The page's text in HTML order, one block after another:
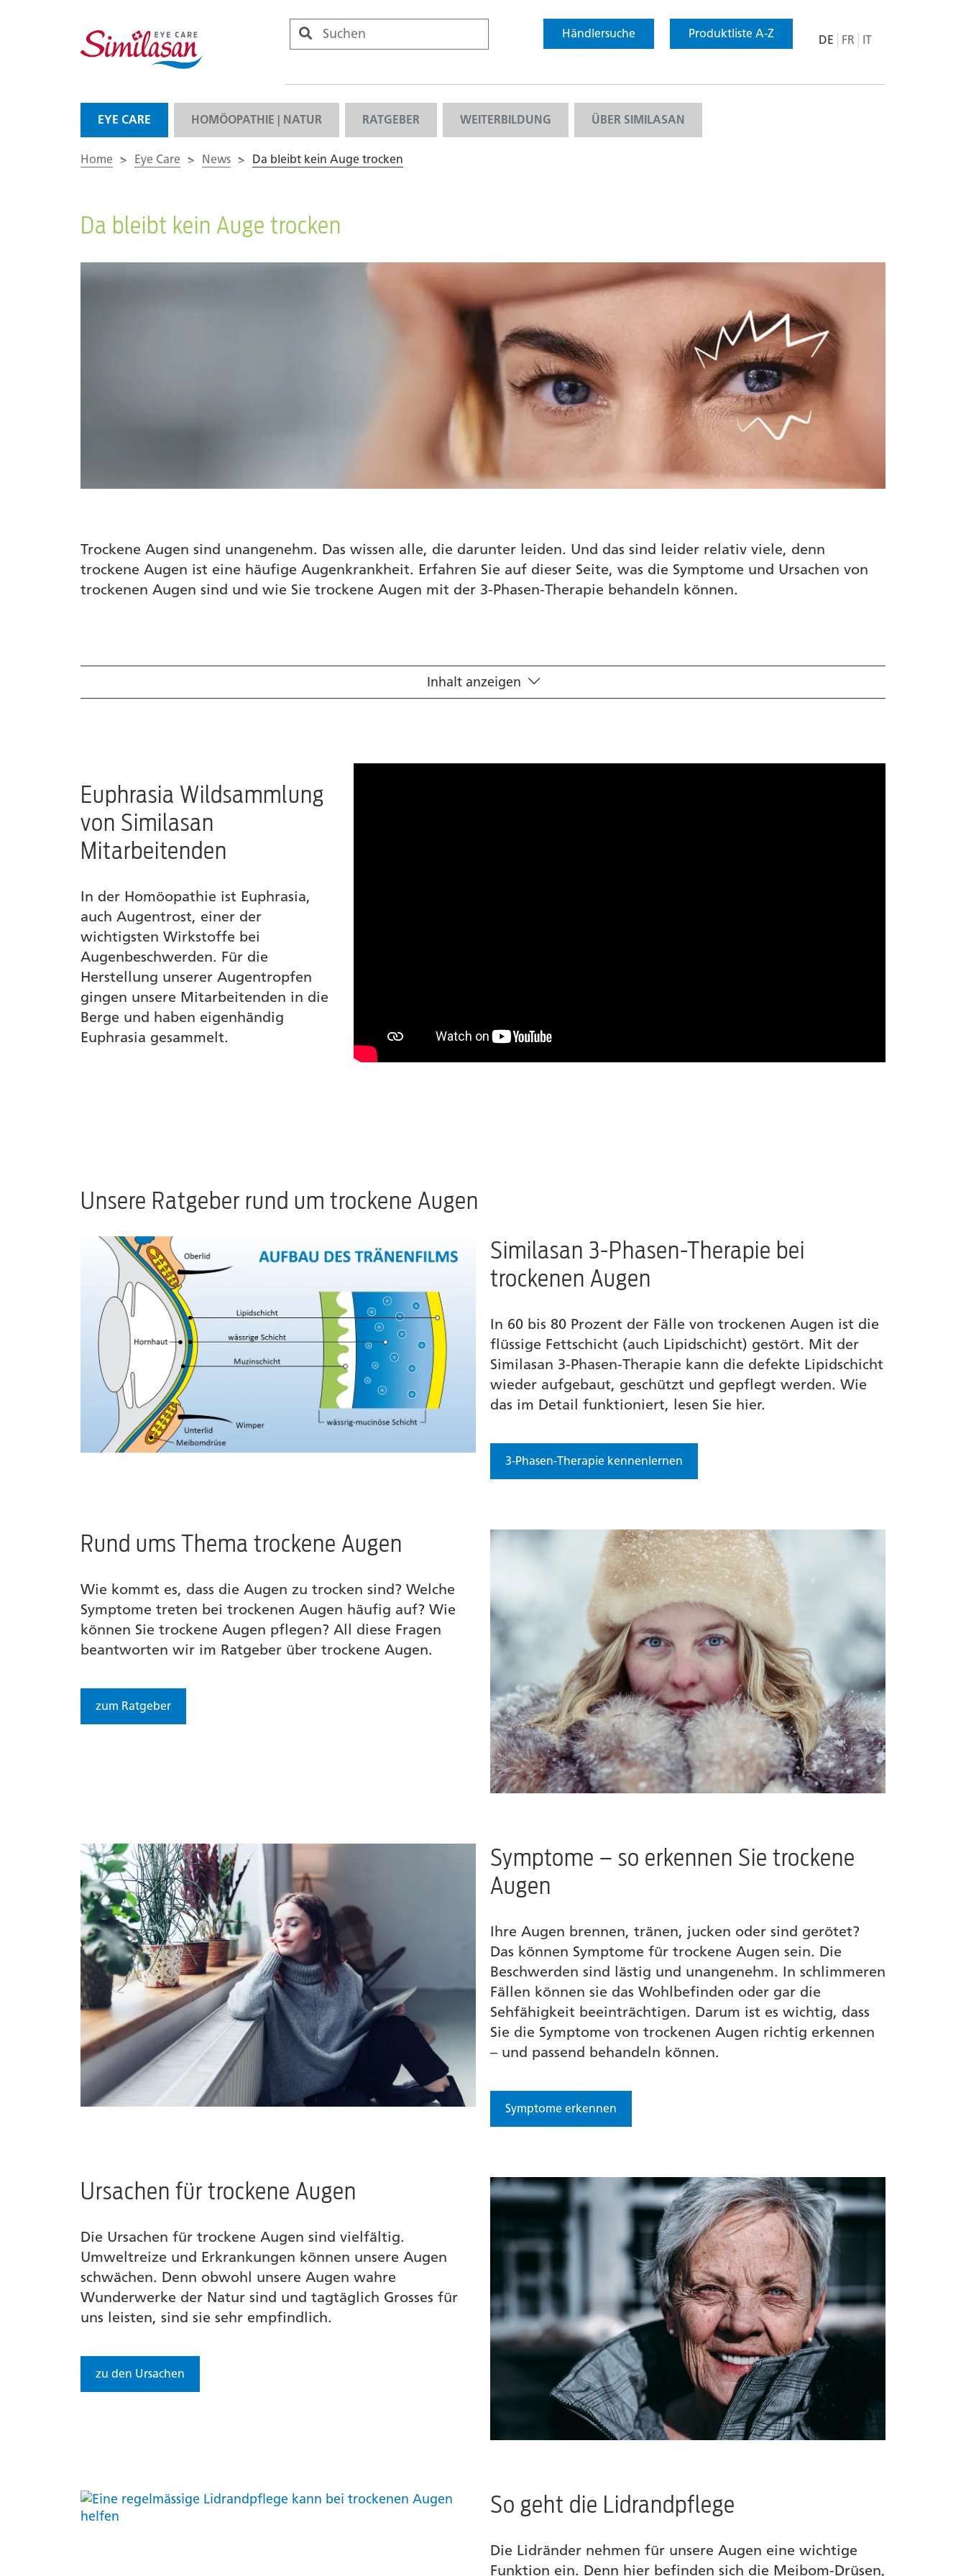
Händlersuche Produktliste A-Z DE FR IT
EYE CARE HOMÖOPATHIE | NATUR RATGEBER WEITERBILDUNG ÜBER SIMILASAN
Home > Eye Care > News > Da bleibt kein Auge trocken
Da bleibt kein Auge trocken
Trockene Augen sind unangenehm. Das wissen alle, die darunter leiden. Und das sind leider relativ viele, denn
trockene Augen ist eine häufige Augenkrankheit. Erfahren Sie auf dieser Seite, was die Symptome und Ursachen von
trockenen Augen sind und wie Sie trockene Augen mit der 3-Phasen-Therapie behandeln können.
Produkte
Inhalt anzeigen
Euphrasia Wildsammlung
von Similasan
Mitarbeitenden
In der Homöopathie ist Euphrasia,
auch Augentrost, einer der
wichtigsten Wirkstoffe bei
Augenbeschwerden. Für die
Herstellung unserer Augentropfen
gingen unsere Mitarbeitenden in die
Berge und haben eigenhändig
Euphrasia gesammelt.
Unsere Ratgeber rund um trockene Augen
Similasan 3-Phasen-Therapie bei
trockenen Augen
In 60 bis 80 Prozent der Fälle von trockenen Augen ist die
flüssige Fettschicht (auch Lipidschicht) gestört. Mit der
Similasan 3-Phasen-Therapie kann die defekte Lipidschicht
wieder aufgebaut, geschützt und gepflegt werden. Wie
das im Detail funktioniert, lesen Sie hier.
3-Phasen-Therapie kennenlernen
Rund ums Thema trockene Augen
Wie kommt es, dass die Augen zu trocken sind? Welche
Symptome treten bei trockenen Augen häufig auf? Wie
können Sie trockene Augen pflegen? All diese Fragen
beantworten wir im Ratgeber über trockene Augen.
zum Ratgeber
Symptome – so erkennen Sie trockene
Augen
Ihre Augen brennen, tränen, jucken oder sind gerötet?
Das können Symptome für trockene Augen sein. Die
Beschwerden sind lästig und unangenehm. In schlimmeren
Fällen können sie das Wohlbefinden oder gar die
Sehfähigkeit beeinträchtigen. Darum ist es wichtig, dass
Sie die Symptome von trockenen Augen richtig erkennen
– und passend behandeln können.
Symptome erkennen
Ursachen für trockene Augen
Die Ursachen für trockene Augen sind vielfältig.
Umweltreize und Erkrankungen können unsere Augen
schwächen. Denn obwohl unsere Augen wahre
Wunderwerke der Natur sind und tagtäglich Grosses für
uns leisten, sind sie sehr empfindlich.
zu den Ursachen
So geht die Lidrandpflege
Die Lidränder nehmen für unsere Augen eine wichtige
Funktion ein. Denn hier befinden sich die Meibom-Drüsen,